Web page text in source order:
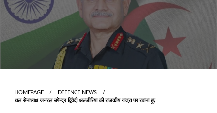
HOMEPAGE
DEFENCE NEWS
थल सेनाध्यक्ष जनरल उपेन्द्र द्विवेदी अल्जीरिया की राजकीय यात्रा पर रवाना हुए